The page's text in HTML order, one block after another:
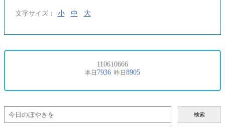
文字サイズ： 小 中 大
検索